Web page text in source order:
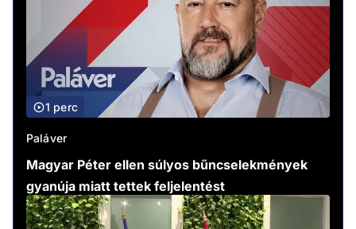
1 perc
Paláver
Magyar Péter ellen súlyos bűncselekmények
gyanúja miatt tettek feljelentést